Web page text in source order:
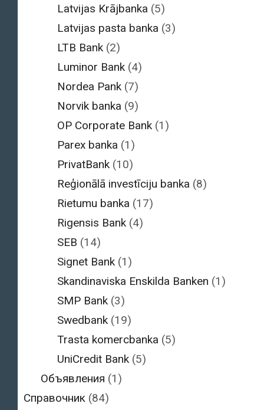
Latvijas Krājbanka (5)
Latvijas pasta banka (3)
LTB Bank (2)
Luminor Bank (4)
Nordea Pank (7)
Norvik banka (9)
OP Corporate Bank (1)
Parex banka (1)
PrivatBank (10)
Reģionālā investīciju banka (8)
Rietumu banka (17)
Rigensis Bank (4)
SEB (14)
Signet Bank (1)
Skandinaviska Enskilda Banken (1)
SMP Bank (3)
Swedbank (19)
Trasta komercbanka (5)
UniCredit Bank (5)
Объявления (1)
Справочник (84)